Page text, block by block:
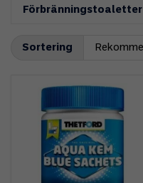
Förbränningstoaletter
Sortering